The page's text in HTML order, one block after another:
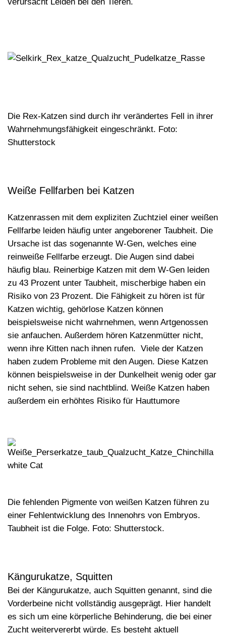
Die Rex-Katzen sind durch ihr verändertes Fell in ihrer
Wahrnehmungsfähigkeit eingeschränkt. Foto:
Shutterstock
Weiße Fellfarben bei Katzen
Katzenrassen mit dem expliziten Zuchtziel einer weißen
Fellfarbe leiden häufig unter angeborener Taubheit. Die
Ursache ist das sogenannte W-Gen, welches eine
reinweiße Fellfarbe erzeugt. Die Augen sind dabei
häufig blau. Reinerbige Katzen mit dem W-Gen leiden
zu 43 Prozent unter Taubheit, mischerbige haben ein
Risiko von 23 Prozent. Die Fähigkeit zu hören ist für
Katzen wichtig, gehörlose Katzen können
beispielsweise nicht wahrnehmen, wenn Artgenossen
sie anfauchen. Außerdem hören Katzenmütter nicht,
wenn ihre Kitten nach ihnen rufen. Viele der Katzen
haben zudem Probleme mit den Augen. Diese Katzen
können beispielsweise in der Dunkelheit wenig oder gar
nicht sehen, sie sind nachtblind. Weiße Katzen haben
außerdem ein erhöhtes Risiko für Hauttumore
Die fehlenden Pigmente von weißen Katzen führen zu
einer Fehlentwicklung des Innenohrs von Embryos.
Taubheit ist die Folge. Foto: Shutterstock.
Kängurukatze, Squitten
Bei der Kängurukatze, auch Squitten genannt, sind die
Vorderbeine nicht vollständig ausgeprägt. Hier handelt
es sich um eine körperliche Behinderung, die bei einer
Zucht weitervererbt würde. Es besteht aktuell